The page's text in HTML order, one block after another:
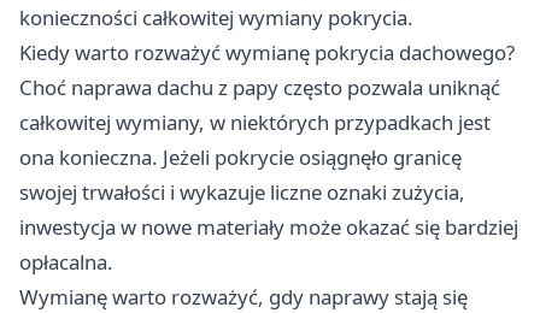
konieczności całkowitej wymiany pokrycia.
Kiedy warto rozważyć wymianę pokrycia dachowego?
Choć naprawa dachu z papy często pozwala uniknąć
całkowitej wymiany, w niektórych przypadkach jest
ona konieczna. Jeżeli pokrycie osiągnęło granicę
swojej trwałości i wykazuje liczne oznaki zużycia,
inwestycja w nowe materiały może okazać się bardziej
opłacalna.
Wymianę warto rozważyć, gdy naprawy stają się